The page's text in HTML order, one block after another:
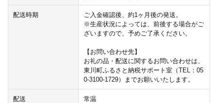
配送時期
ご入金確認後、約1ヶ月後の発送。
※生産状況によっては、前後する場合がご
ざいますので、予めご了承ください。
【お問い合わせ先】
お礼の品・配送に関するお問い合わせは、
東川町ふるさと納税サポート室（TEL：05
0-3100-1729）までお願いいたします。
配送 常温